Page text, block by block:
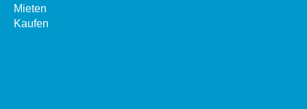
Mieten
Kaufen